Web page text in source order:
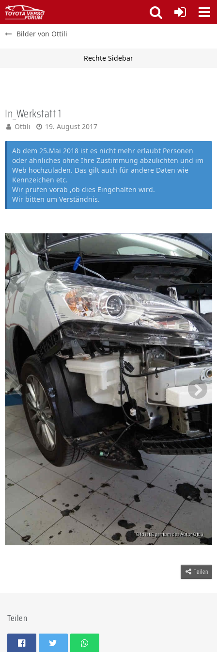
Bilder von Ottili
In_Werkstatt 1
Ottili 19. August 2017
Ab dem 25.Mai 2018 ist es nicht mehr erlaubt Personen
oder ähnliches ohne Ihre Zustimmung abzulichten und im
Web hochzuladen. Das gilt auch für andere Daten wie
Kennzeichen etc.
Wir prüfen vorab ,ob dies Eingehalten wird.
Wir bitten um Verständnis.
Teilen
Teilen